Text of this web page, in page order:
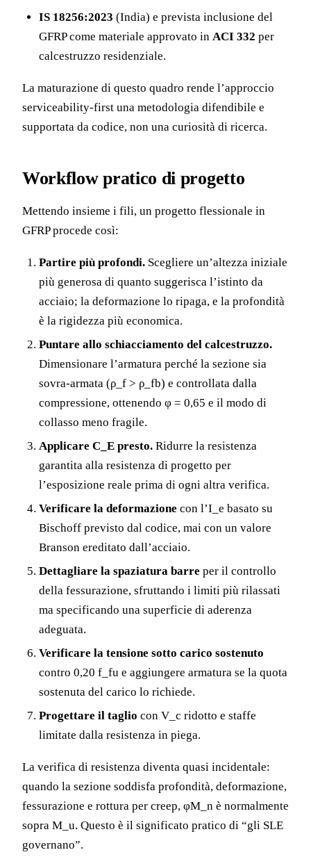
IS 18256:2023 (India) e prevista inclusione del
GFRP come materiale approvato in ACI 332 per
calcestruzzo residenziale.
La maturazione di questo quadro rende l’approccio
serviceability-first una metodologia difendibile e
supportata da codice, non una curiosità di ricerca.
Workflow pratico di progetto
Mettendo insieme i fili, un progetto flessionale in
GFRP procede così:
Partire più profondi. Scegliere un’altezza iniziale
più generosa di quanto suggerisca l’istinto da
acciaio; la deformazione lo ripaga, e la profondità
è la rigidezza più economica.
Puntare allo schiacciamento del calcestruzzo.
Dimensionare l’armatura perché la sezione sia
sovra-armata (ρ_f > ρ_fb) e controllata dalla
compressione, ottenendo φ = 0,65 e il modo di
collasso meno fragile.
Applicare C_E presto. Ridurre la resistenza
garantita alla resistenza di progetto per
l’esposizione reale prima di ogni altra verifica.
Verificare la deformazione con l’I_e basato su
Bischoff previsto dal codice, mai con un valore
Branson ereditato dall’acciaio.
Dettagliare la spaziatura barre per il controllo
della fessurazione, sfruttando i limiti più rilassati
ma specificando una superficie di aderenza
adeguata.
Verificare la tensione sotto carico sostenuto
contro 0,20 f_fu e aggiungere armatura se la quota
sostenuta del carico lo richiede.
Progettare il taglio con V_c ridotto e staffe
limitate dalla resistenza in piega.
La verifica di resistenza diventa quasi incidentale:
quando la sezione soddisfa profondità, deformazione,
fessurazione e rottura per creep, φM_n è normalmente
sopra M_u. Questo è il significato pratico di “gli SLE
governano”.